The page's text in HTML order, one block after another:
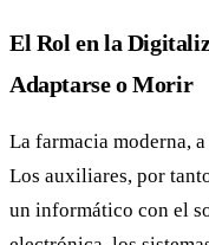
El Rol en la
Adaptarse o Morir
La farmacia moderna,
Los auxiliares, por
un informático con el